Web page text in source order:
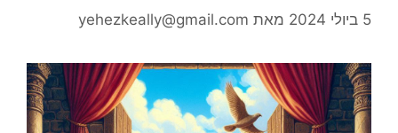
5 ביולי 2024 מאת yehezkeally@gmail.com